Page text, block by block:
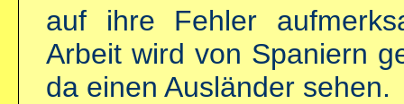
auf ihre Fehler
Arbeit wird von Spaniern
da einen Ausländer sehen.